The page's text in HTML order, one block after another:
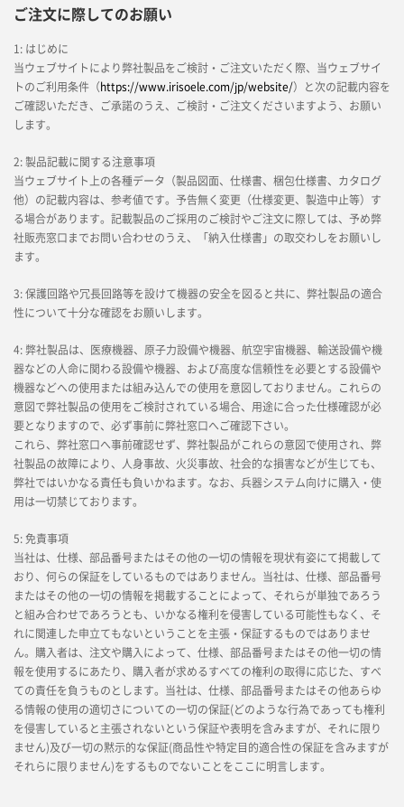
ご注文に際してのお願い
1: はじめに
当ウェブサイトにより弊社製品をご検討・ご注文いただく際、当ウェブサイ
トのご利用条件（https://www.irisoele.com/jp/website/）と次の記載内容を
ご確認いただき、ご承諾のうえ、ご検討・ご注文くださいますよう、お願い
します。
2: 製品記載に関する注意事項
当ウェブサイト上の各種データ（製品図面、仕様書、梱包仕様書、カタログ
他）の記載内容は、参考値です。予告無く変更（仕様変更、製造中止等）す
る場合があります。記載製品のご採用のご検討やご注文に際しては、予め弊
社販売窓口までお問い合わせのうえ、「納入仕様書」の取交わしをお願いし
ます。
3: 保護回路や冗長回路等を設けて機器の安全を図ると共に、弊社製品の適合
性について十分な確認をお願いします。
4: 弊社製品は、医療機器、原子力設備や機器、航空宇宙機器、輸送設備や機
器などの人命に関わる設備や機器、および高度な信頼性を必要とする設備や
機器などへの使用または組み込んでの使用を意図しておりません。これらの
意図で弊社製品の使用をご検討されている場合、用途に合った仕様確認が必
要となりますので、必ず事前に弊社窓口へご確認下さい。
これら、弊社窓口へ事前確認せず、弊社製品がこれらの意図で使用され、弊
社製品の故障により、人身事故、火災事故、社会的な損害などが生じても、
弊社ではいかなる責任も負いかねます。なお、兵器システム向けに購入・使
用は一切禁じております。
5: 免責事項
当社は、仕様、部品番号またはその他の一切の情報を現状有姿にて掲載して
おり、何らの保証をしているものではありません。当社は、仕様、部品番号
またはその他の一切の情報を掲載することによって、それらが単独であろう
と組み合わせであろうとも、いかなる権利を侵害している可能性もなく、そ
れに関連した申立てもないということを主張・保証するものではありませ
ん。購入者は、注文や購入によって、仕様、部品番号またはその他一切の情
報を使用するにあたり、購入者が求めるすべての権利の取得に応じた、すべ
ての責任を負うものとします。当社は、仕様、部品番号またはその他あらゆ
る情報の使用の適切さについての一切の保証(どのような行為であっても権利
を侵害していると主張されないという保証や表明を含みますが、それに限り
ません)及び一切の黙示的な保証(商品性や特定目的適合性の保証を含みますが
それらに限りません)をするものでないことをここに明言します。